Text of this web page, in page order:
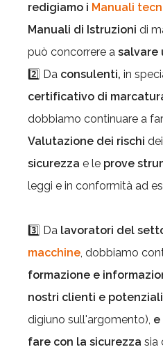
redigiamo i Manuali
Manuali di Istruzioni di
può concorrere a salvare
2️⃣ Da consulenti, in
certificativo di
dobbiamo continuare a
Valutazione dei rischi
sicurezza e le prove
leggi e in conformità ad
3️⃣ Da lavoratori del
macchine, dobbiamo
formazione e
nostri clienti e
digiuno sull'argomento), e
fare con la sicurezza sia